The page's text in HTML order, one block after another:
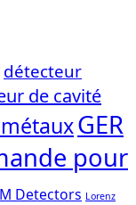
détecteur
de cavité
GER
pour
Detectors Lorenz